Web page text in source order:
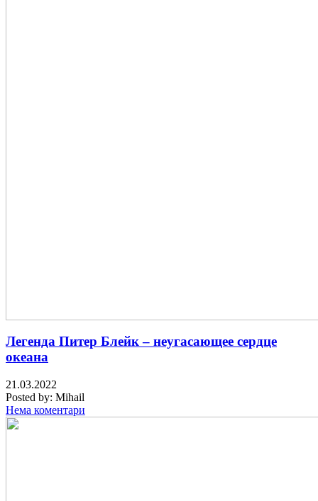
Легенда Питер Блейк – неугасающее сердце
океана
21.03.2022
Posted by: Mihail
Нема коментари